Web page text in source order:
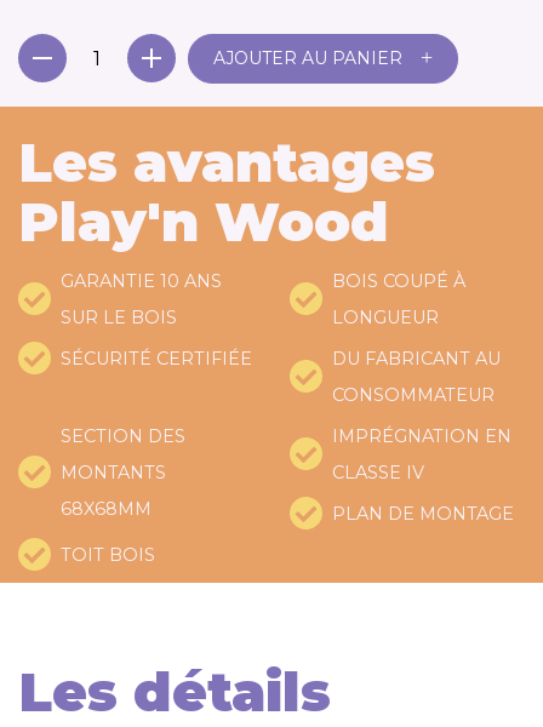
AJOUTER AU PANIER +
Les avantages
Play'n Wood
GARANTIE 10 ANS
SUR LE BOIS
BOIS COUPÉ À
LONGUEUR
SÉCURITÉ CERTIFIÉE
DU FABRICANT AU
CONSOMMATEUR
SECTION DES
MONTANTS
68X68MM
IMPRÉGNATION EN
CLASSE IV
PLAN DE MONTAGE
TOIT BOIS
Les détails